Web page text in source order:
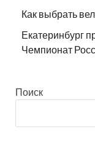
Как выбрать
Екатеринбург
Чемпионат
Поиск